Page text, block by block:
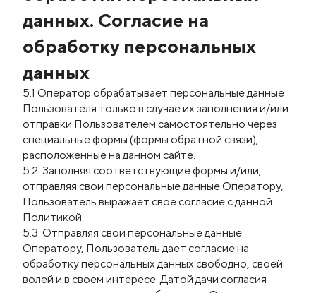
данных. Согласие на
обработку персональных
данных
5.1 Оператор обрабатывает персональные данные
Пользователя только в случае их заполнения и/или
отправки Пользователем самостоятельно через
специальные формы (формы обратной связи),
расположенные на данном сайте.
5.2. Заполняя соответствующие формы и/или,
отправляя свои персональные данные Оператору,
Пользователь выражает свое согласие с данной
Политикой.
5.3. Отправляя свои персональные данные
Оператору, Пользователь дает согласие на
обработку персональных данных свободно, своей
волей и в своем интересе. Датой дачи согласия